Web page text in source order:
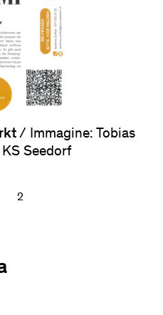
/ Immagine: Tobias
Seedorf
2